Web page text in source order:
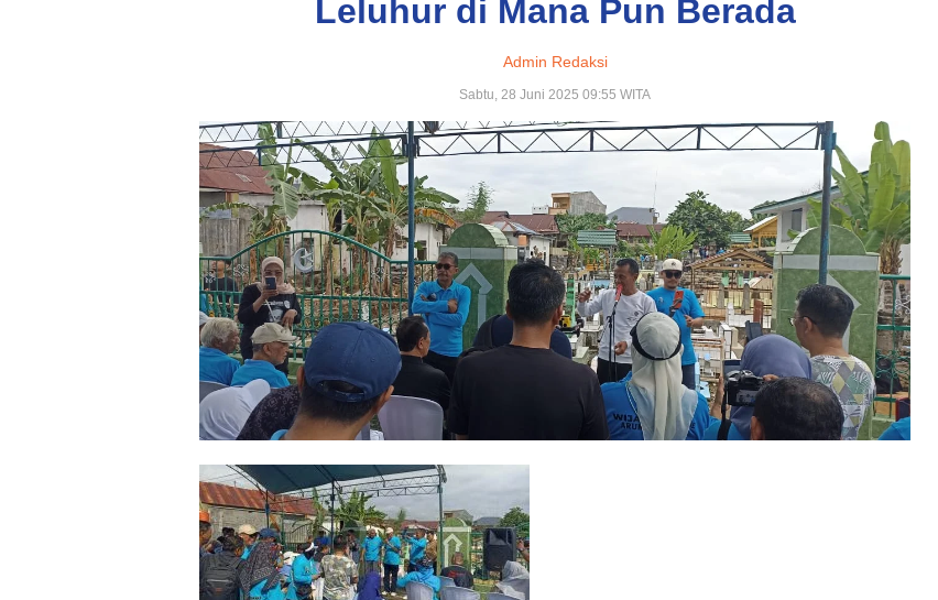
Leluhur di Mana Pun Berada
Admin Redaksi
Sabtu, 28 Juni 2025 09:55 WITA